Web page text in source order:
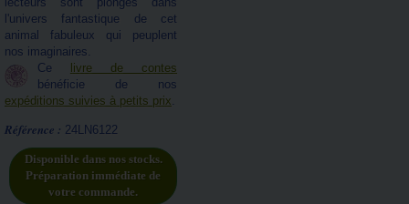
l'univers fantastique de cet
animal fabuleux qui peuplent
nos imaginaires.
Ce
livre de contes
bénéficie de nos
expéditions suivies à petits prix.
Référence : 24LN6122
Disponible dans nos stocks.
Préparation immédiate de
votre commande.